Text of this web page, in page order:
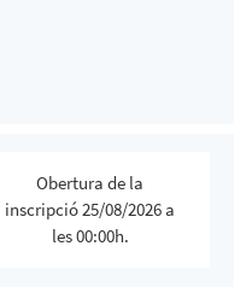
Obertura de la
inscripció 25/08/2026 a
les 00:00h.